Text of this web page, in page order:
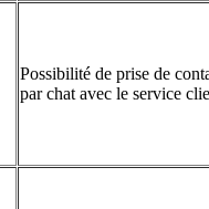
Possibilité de prise de
par chat avec le service